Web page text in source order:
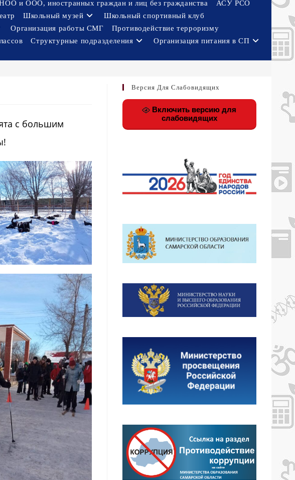
НОО и ООО, иностранных граждан и лиц без гражданства
АСУ РСО
Школьный музей
Школьный спортивный клуб
Организация работы СМГ
Противодействие терроризму
Структурные подразделения
Организация питания в СП
с большим
Версия Для Слабовидящих
Включить версию для
слабовидящих